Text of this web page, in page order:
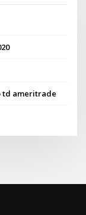
td ameritrade